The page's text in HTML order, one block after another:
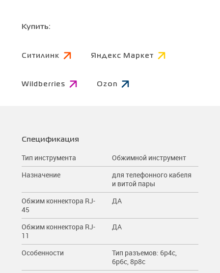
Купить:
Ситилинк Яндекс Маркет
Wildberries Ozon
Спецификация
Тип инструмента
Обжимной инструмент
Назначение
для телефонного кабеля
и витой пары
Обжим коннектора RJ-
45
ДА
Обжим коннектора RJ-
11
ДА
Особенности
Тип разъемов: 6p4c,
6p6c, 8p8c